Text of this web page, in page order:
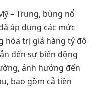
– Trung, bùng nổ
áp dụng các mức
hóa trị giá hàng tỷ đô
đến sự biến động
ảnh hưởng đến
bao gồm cả tiền